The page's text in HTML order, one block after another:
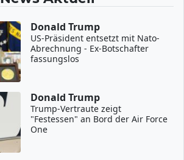
Donald Trump
US-Präsident entsetzt mit Nato-
Abrechnung - Ex-Botschafter
fassungslos
Donald Trump
Trump-Vertraute zeigt
"Festessen" an Bord der Air Force
One